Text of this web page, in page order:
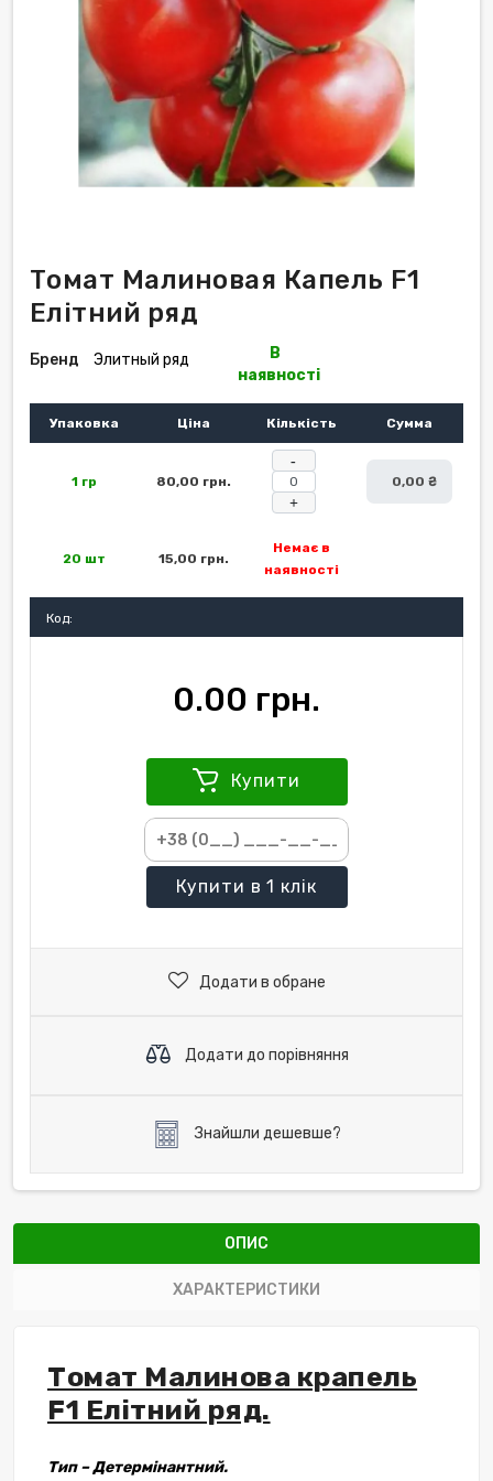
Томат Малиновая Капель F1
Елітний ряд
Бренд Элитный ряд
В
наявності
Упаковка Ціна Кількість Сумма
1 гр
80,00 грн.
+
0,00 ₴
20 шт 15,00 грн.
Немає в
наявності
Код:
0.00 грн.
Купити
Купити в 1 клік
Додати в обране
Додати до порівняння
Знайшли дешевше?
ОПИС
ХАРАКТЕРИСТИКИ
Томат Малинова крапель
F1 Елітний ряд.
Тип – Детермінантний.